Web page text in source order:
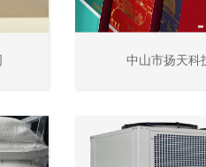
中山市扬天科